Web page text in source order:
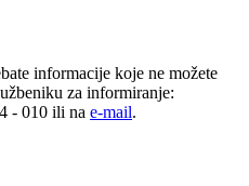
informacije koje ne možete
za informiranje:
- 010 ili na e-mail.